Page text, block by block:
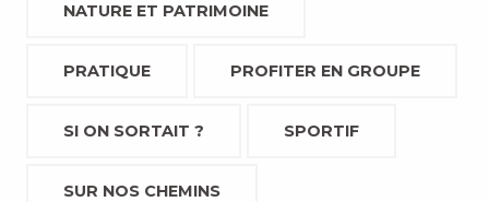
NATURE ET PATRIMOINE
PRATIQUE PROFITER EN GROUPE
SI ON SORTAIT ? SPORTIF
SUR NOS CHEMINS